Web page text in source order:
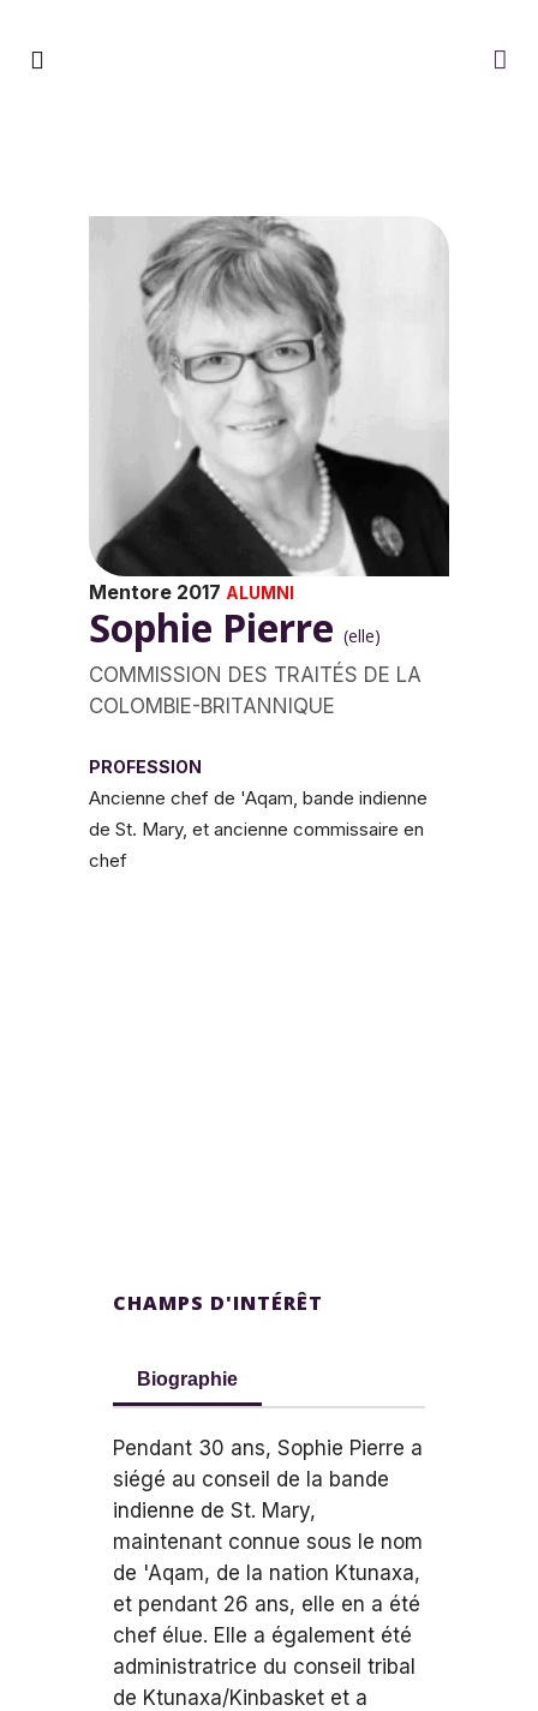
Mentore 2017 ALUMNI
Sophie Pierre (elle)
COMMISSION DES TRAITÉS DE LA
COLOMBIE-BRITANNIQUE
PROFESSION
Ancienne chef de 'Aqam, bande indienne
de St. Mary, et ancienne commissaire en
chef
CHAMPS D'INTÉRÊT
Biographie
Pendant 30 ans, Sophie Pierre a
siégé au conseil de la bande
indienne de St. Mary,
maintenant connue sous le nom
de 'Aqam, de la nation Ktunaxa,
et pendant 26 ans, elle en a été
chef élue. Elle a également été
administratrice du conseil tribal
de Ktunaxa/Kinbasket et a